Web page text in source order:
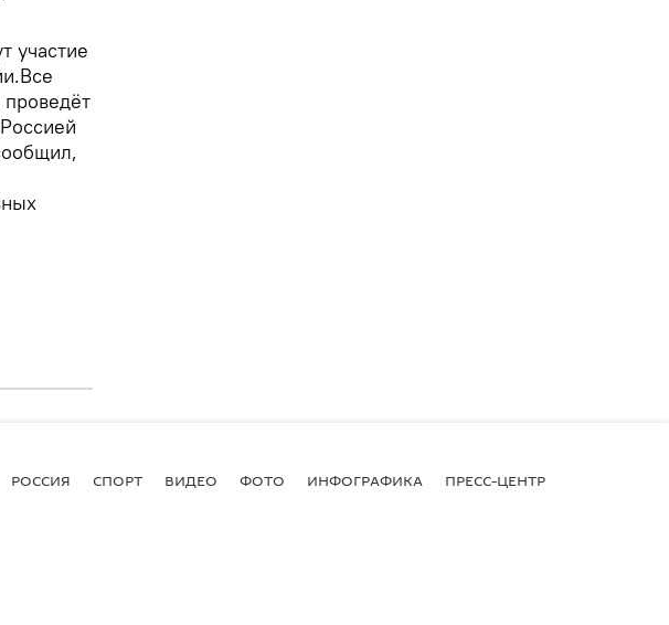
участие
РОССИЯ СПОРТ ВИДЕО ФОТО ИНФОГРАФИКА ПРЕСС-ЦЕНТР